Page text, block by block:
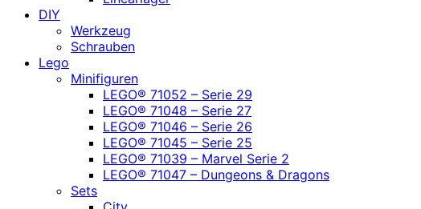
DIY
Werkzeug
Schrauben
Lego
Minifiguren
LEGO® 71052 – Serie 29
LEGO® 71048 – Serie 27
LEGO® 71046 – Serie 26
LEGO® 71045 – Serie 25
LEGO® 71039 – Marvel Serie 2
LEGO® 71047 – Dungeons & Dragons
Sets